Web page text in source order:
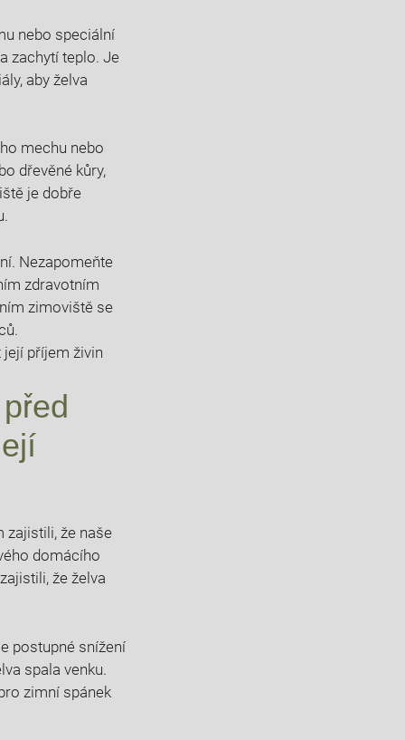
nebo‍ speciální
zachytí teplo. Je
aby želva
mechu nebo⁤
dřevěné kůry,
je dobře
Nezapomeňte
zdravotním
zimoviště⁢ se⁢
‌zajistili, ⁢že naše
domácího
že želva
postupné ⁢snížení
spala venku.
zimní spánek‍